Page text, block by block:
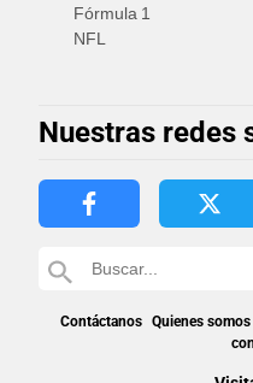
Fórmula 1
NFL
Nuestras redes
Contáctanos Quienes somos